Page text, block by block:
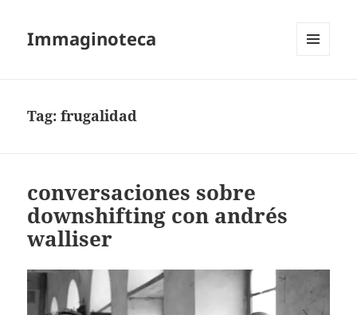
Immaginoteca
Tag:frugalidad
conversaciones sobre
downshifting con andrés
walliser